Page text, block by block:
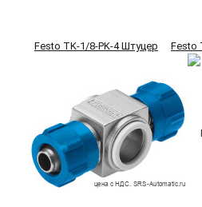
Festo TK-1/8-PK-4 Штуцер Festo